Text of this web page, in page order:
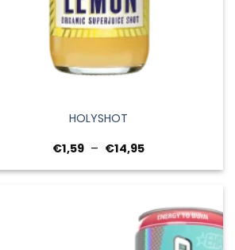
HOLYSHOT
€1,59 – €14,95Plage
prix :